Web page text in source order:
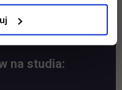
na studia: